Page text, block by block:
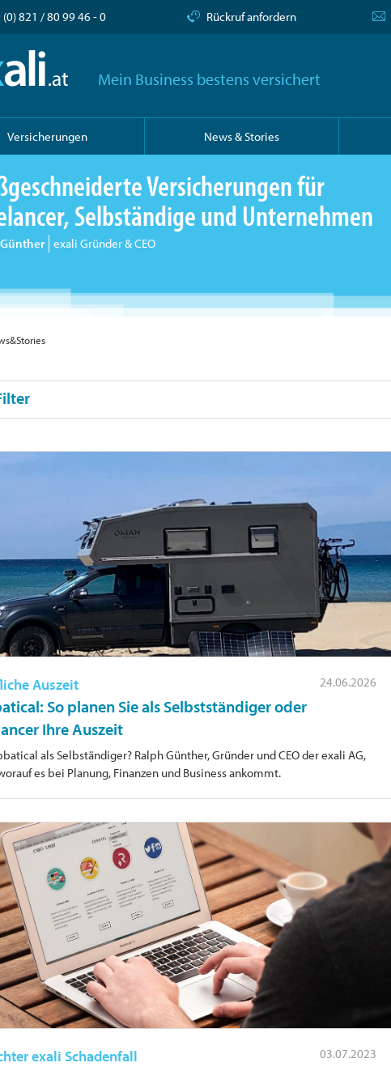
821 / 80 99 46 - 0 Rückruf anfordern
Mein Business bestens versichert
Versicherungen News & Stories
Versicherungen für
Selbständige und Unternehmen
exali Gründer & CEO
24.06.2026
Auszeit
So planen Sie als Selbstständiger oder
Ihre Auszeit
als Selbständiger? Ralph Günther, Gründer und CEO der exali AG,
es bei Planung, Finanzen und Business ankommt.
03.07.2023
exali Schadenfall